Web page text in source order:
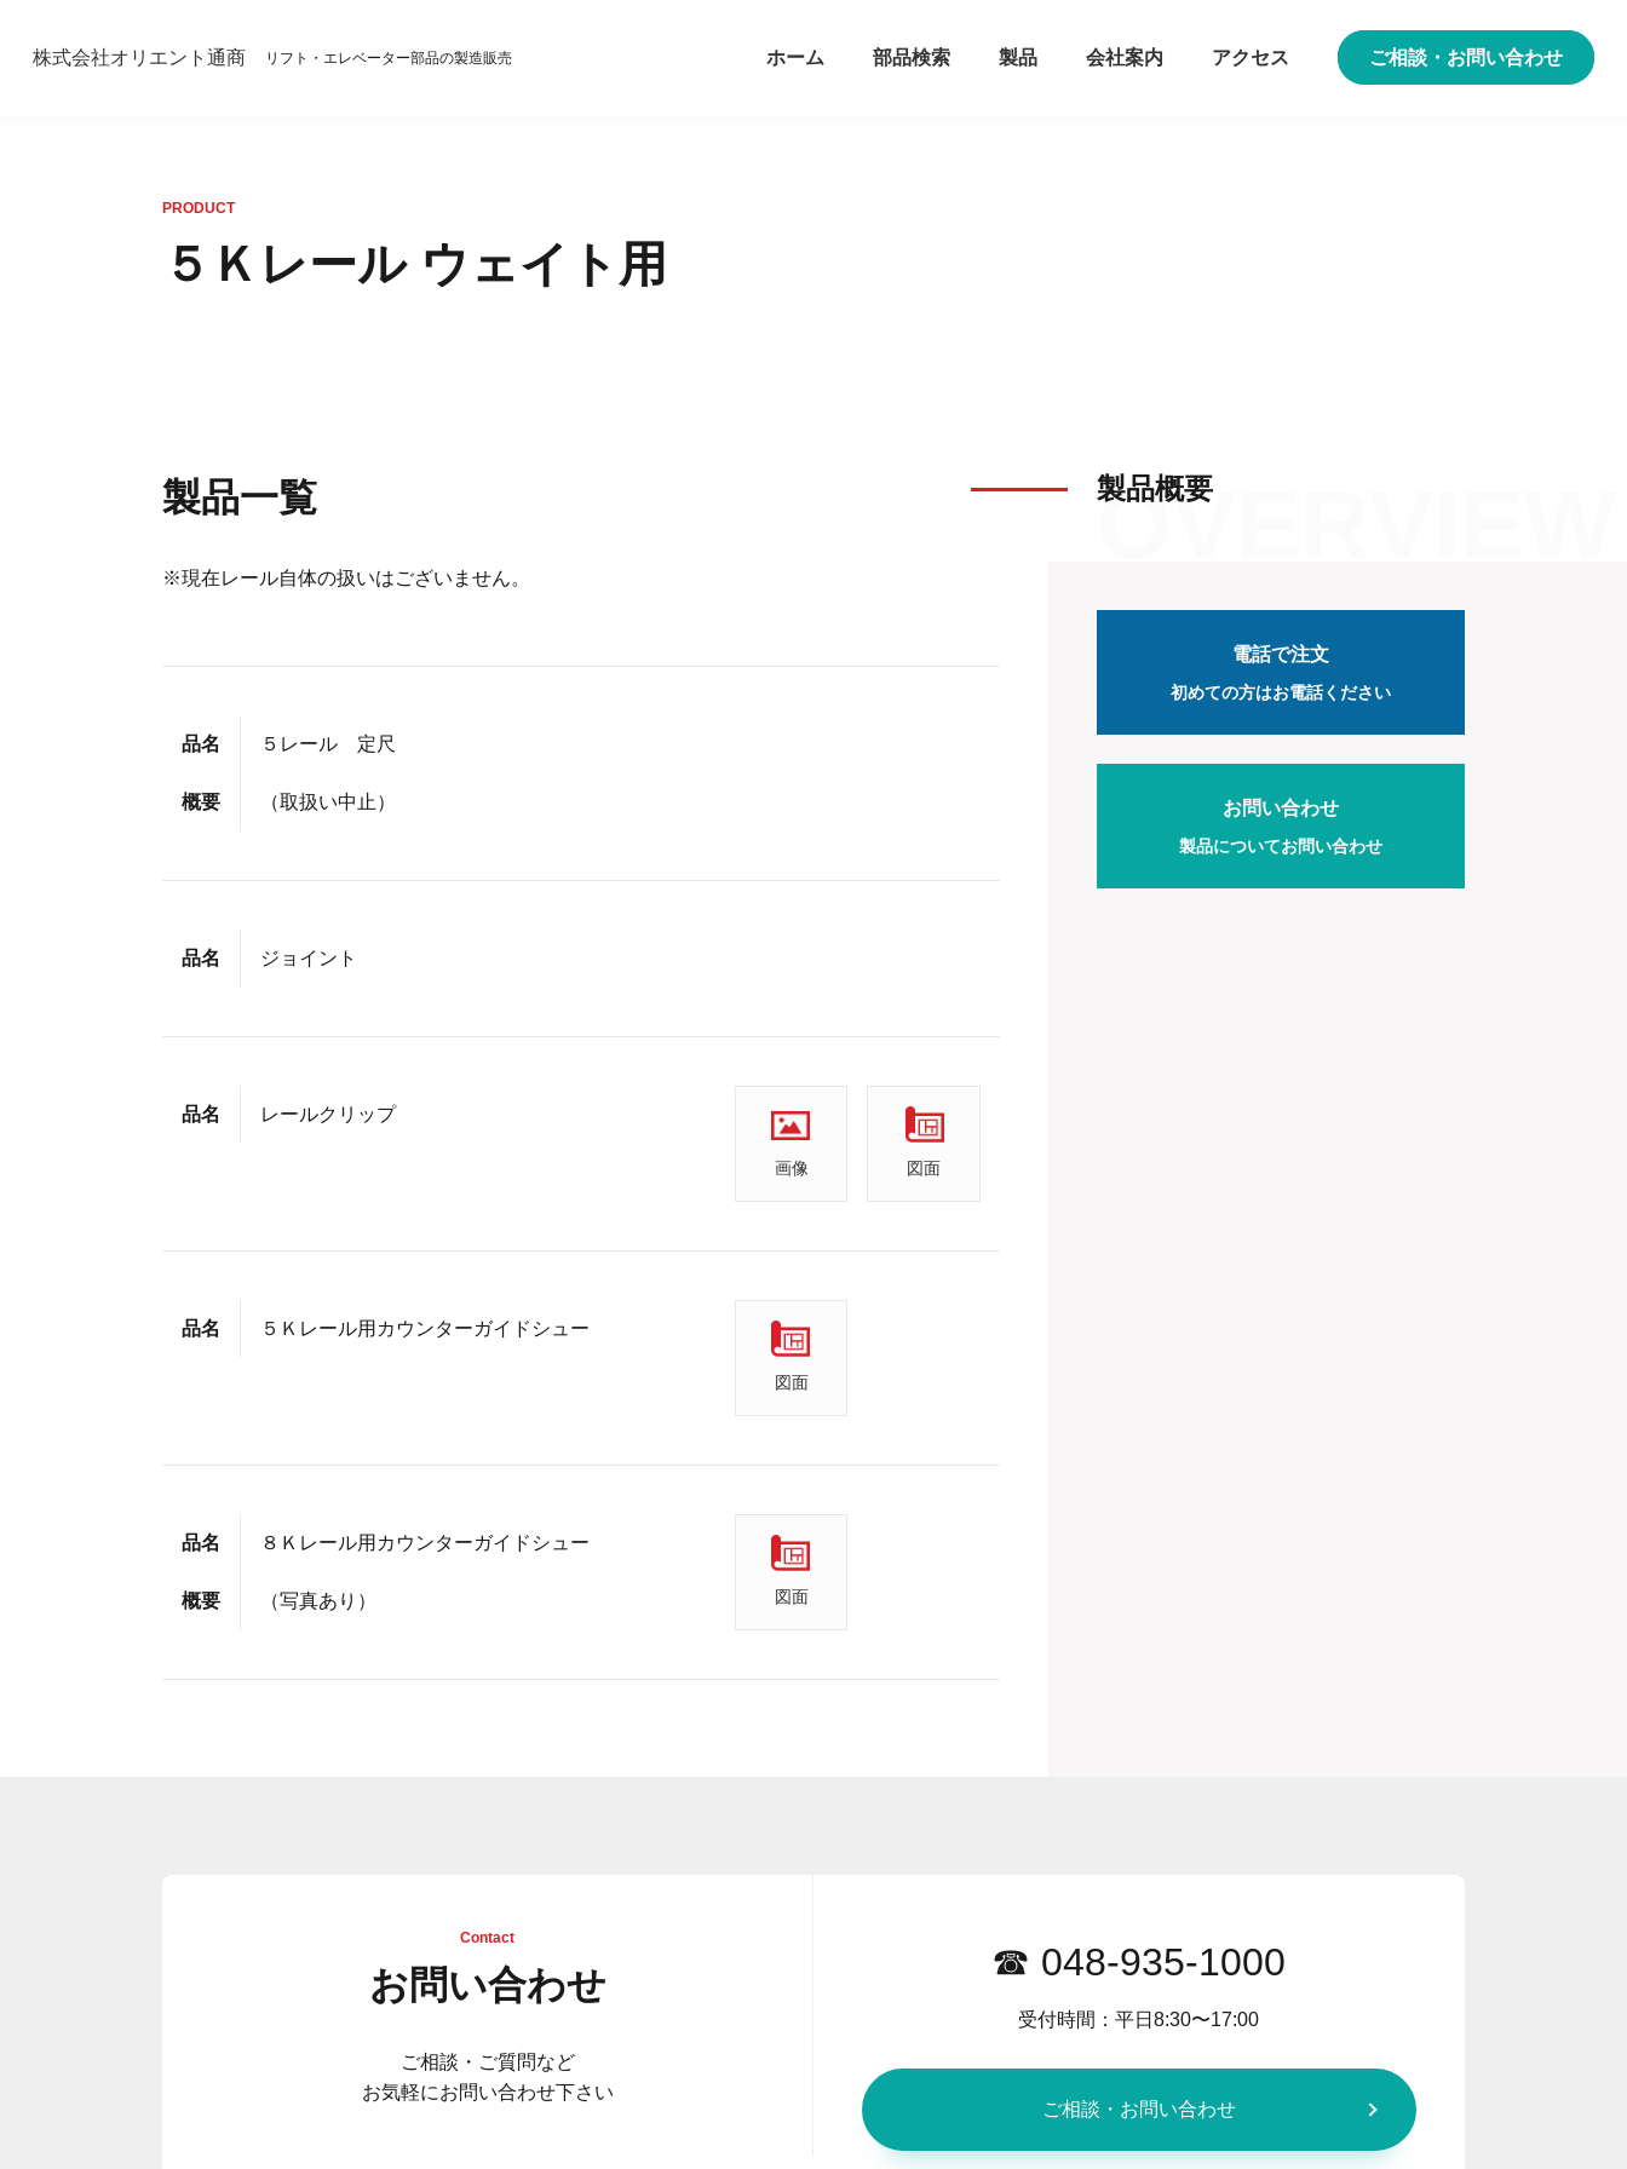
リフト・エレベーター部品の製造販売
株式会社オリエント通商 ホーム 部品検索 製品 会社案内 アクセス ご相談・お問い合わせ
PRODUCT
５Ｋレール ウェイト用
製品一覧
※現在レール自体の扱いはございません。
品名 ５レール 定尺
概要 （取扱い中止）
品名 ジョイント
品名 レールクリップ
画像 図面
品名 ５Ｋレール用カウンターガイドシュー
図面
品名 ８Ｋレール用カウンターガイドシュー
概要 （写真あり） 図面
製品概要
電話で注文
初めての方はお電話ください
お問い合わせ
製品についてお問い合わせ
Contact
お問い合わせ
ご相談・ご質問など
お気軽にお問い合わせ下さい
☎ 048-935-1000
受付時間：平日8:30〜17:00
ご相談・お問い合わせ